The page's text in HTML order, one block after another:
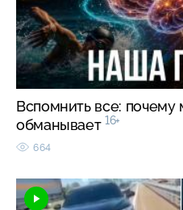
Вспомнить все: почему
обманывает 16+
664